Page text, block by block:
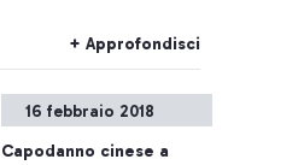
match che aprirà la terza
giornata del Torneo “Sei
Nazioni”
+ Approfondisci
16 febbraio 2018
Capodanno cinese a